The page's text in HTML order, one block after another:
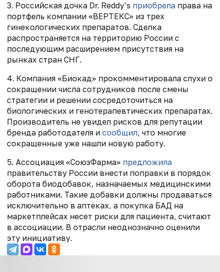
3. Российская дочка Dr. Reddy’s приобрела права на
портфель компании «ВЕРТЕКС» из трех
гинекологических препаратов. Сделка
распространяется на территорию России с
последующим расширением присутствия на
рынках стран СНГ.
4. Компания «Биокад» прокомментировала слухи о
сокращении числа сотрудников после смены
стратегии и решении сосредоточиться на
биологических и генотерапевтических препаратах.
Производитель не увидел рисков для репутации
бренда работодателя и сообщил, что многие
сокращенные уже нашли новую работу.
5. Ассоциация «СоюзФарма» предложила
правительству России внести поправки в порядок
оборота биодобавок, назначаемых медицинскими
работниками. Такие добавки должны продаваться
исключительно в аптеках, а покупка БАД на
маркетплейсах несет риски для пациента, считают
в ассоциации. В отрасли неоднозначно оценили
эту инициативу.